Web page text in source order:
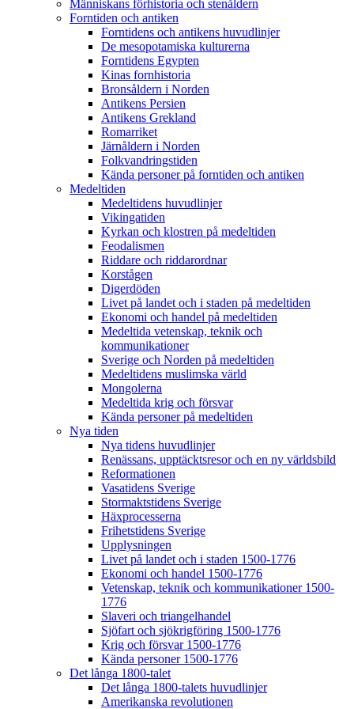
Människans förhistoria och stenåldern
Forntiden och antiken
Forntidens och antikens huvudlinjer
De mesopotamiska kulturerna
Forntidens Egypten
Kinas fornhistoria
Bronsåldern i Norden
Antikens Persien
Antikens Grekland
Romarriket
Järnåldern i Norden
Folkvandringstiden
Kända personer på forntiden och antiken
Medeltiden
Medeltidens huvudlinjer
Vikingatiden
Kyrkan och klostren på medeltiden
Feodalismen
Riddare och riddarordnar
Korstågen
Digerdöden
Livet på landet och i staden på medeltiden
Ekonomi och handel på medeltiden
Medeltida vetenskap, teknik och
kommunikationer
Sverige och Norden på medeltiden
Medeltidens muslimska värld
Mongolerna
Medeltida krig och försvar
Kända personer på medeltiden
Nya tiden
Nya tidens huvudlinjer
Renässans, upptäcktsresor och en ny världsbild
Reformationen
Vasatidens Sverige
Stormaktstidens Sverige
Häxprocesserna
Frihetstidens Sverige
Upplysningen
Livet på landet och i staden 1500-1776
Ekonomi och handel 1500-1776
Vetenskap, teknik och kommunikationer 1500-
1776
Slaveri och triangelhandel
Sjöfart och sjökrigföring 1500-1776
Krig och försvar 1500-1776
Kända personer 1500-1776
Det långa 1800-talet
Det långa 1800-talets huvudlinjer
Amerikanska revolutionen